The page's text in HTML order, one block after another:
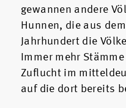
gewannen andere
Hunnen, die aus
Jahrhundert die
Immer mehr
Zuflucht im
auf die dort bereits